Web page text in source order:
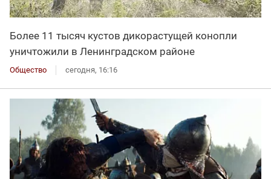
Более 11 тысяч кустов дикорастущей конопли
уничтожили в Ленинградском районе
Общество сегодня, 16:16